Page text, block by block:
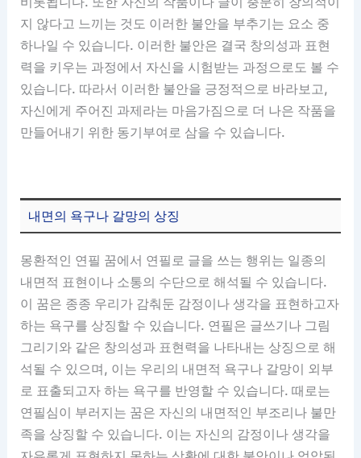
지 않다고 느끼는 것도 이러한 불안을 부추기는 요소 중
하나일 수 있습니다. 이러한 불안은 결국 창의성과 표현
력을 키우는 과정에서 자신을 시험받는 과정으로도 볼 수
있습니다. 따라서 이러한 불안을 긍정적으로 바라보고,
자신에게 주어진 과제라는 마음가짐으로 더 나은 작품을
만들어내기 위한 동기부여로 삼을 수 있습니다.
내면의 욕구나 갈망의 상징
몽환적인 연필 꿈에서 연필로 글을 쓰는 행위는 일종의
내면적 표현이나 소통의 수단으로 해석될 수 있습니다.
이 꿈은 종종 우리가 감춰둔 감정이나 생각을 표현하고자
하는 욕구를 상징할 수 있습니다. 연필은 글쓰기나 그림
그리기와 같은 창의성과 표현력을 나타내는 상징으로 해
석될 수 있으며, 이는 우리의 내면적 욕구나 갈망이 외부
로 표출되고자 하는 욕구를 반영할 수 있습니다. 때로는
연필심이 부러지는 꿈은 자신의 내면적인 부조리나 불만
족을 상징할 수 있습니다. 이는 자신의 감정이나 생각을